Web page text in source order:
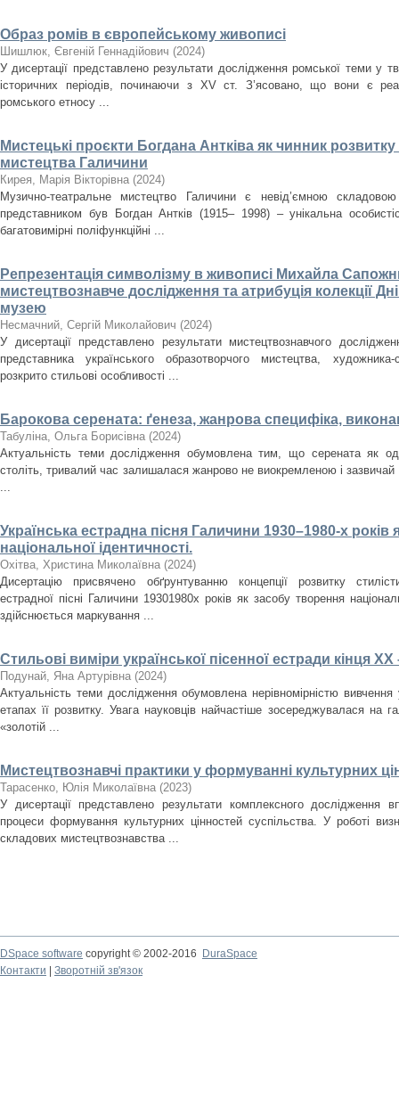
Образ ромів в європейському живописі
Шишлюк, Євгеній Геннадійович (2024)
У дисертації представлено результати дослідження ромської теми у
історичних періодів, починаючи з XV ст. З’ясовано, що вони є
ромського етносу ...
Мистецькі проєкти Богдана Антківа як чинник
мистецтва Галичини
Кирея, Марія Вікторівна (2024)
Музично-театральне мистецтво Галичини є невід’ємною
представником був Богдан Антків (1915– 1998) – унікальна
багатовимірні поліфункційні ...
Репрезентація символізму в живописі Михайла
мистецтвознавче дослідження та атрибуція колекції
музею
Несмачний, Сергій Миколайович (2024)
У дисертації представлено результати мистецтвознавчого
представника українського образотворчого мистецтва,
розкрито стильові особливості ...
Барокова серената: ґенеза, жанрова специфіка,
Табуліна, Ольга Борисівна (2024)
Актуальність теми дослідження обумовлена тим, що серената як
століть, тривалий час залишалася жанрово не виокремленою і зазвичай
...
Українська естрадна пісня Галичини 1930–1980-­х років
національної ідентичності.
Охітва, Христина Миколаївна (2024)
Дисертацію присвячено обґрунтуванню концепції розвитку
естрадної пісні Галичини 1930­1980­х років як засобу творення
здійснюється маркування ...
Стильові виміри української пісенної естради кінця ХХ
Подунай, Яна Артурівна (2024)
Актуальність теми дослідження обумовлена нерівномірністю вивчення
етапах її розвитку. Увага науковців найчастіше зосереджувалася на
«золотій ...
Мистецтвознавчі практики у формуванні культурних
Тарасенко, Юлія Миколаївна (2023)
У дисертації представлено результати комплексного дослідження
процеси формування культурних цінностей суспільства. У роботі
складових мистецтвознавства ...
DSpace software copyright © 2002-2016
DuraSpace
Контакти
Зворотній зв'язок